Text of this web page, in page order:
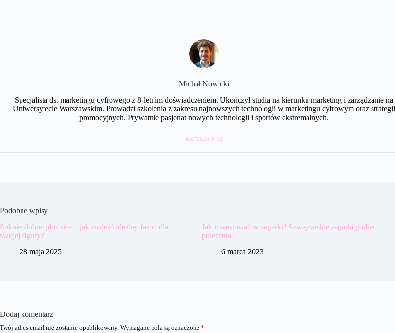
Michał Nowicki
Specjalista ds. marketingu cyfrowego z 8-letnim doświadczeniem. Ukończył studia na kierunku marketing i zarządzanie na
Uniwersytecie Warszawskim. Prowadzi szkolenia z zakresu najnowszych technologii w marketingu cyfrowym oraz strategii
promocyjnych. Prywatnie pasjonat nowych technologii i sportów ekstremalnych.
ARTYKUŁY: 32
Podobne wpisy
Suknie ślubne plus size – jak znaleźć idealny fason dla
swojej figury?
28 maja 2025
Jak inwestować w zegarki? Szwajcarskie zegarki godne
polecenia
6 marca 2023
Dodaj komentarz
Twój adres email nie zostanie opublikowany. Wymagane pola są oznaczone *